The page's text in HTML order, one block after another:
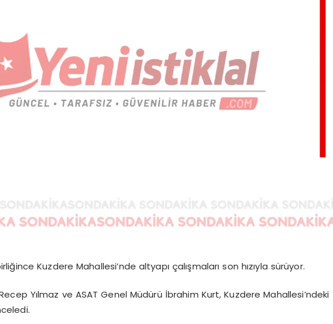
Kuzdere Mahallesi’nde altyapı çalışmaları son hızıyla sürüyor.
Yılmaz ve ASAT Genel Müdürü İbrahim Kurt, Kuzdere Mahallesi’ndeki